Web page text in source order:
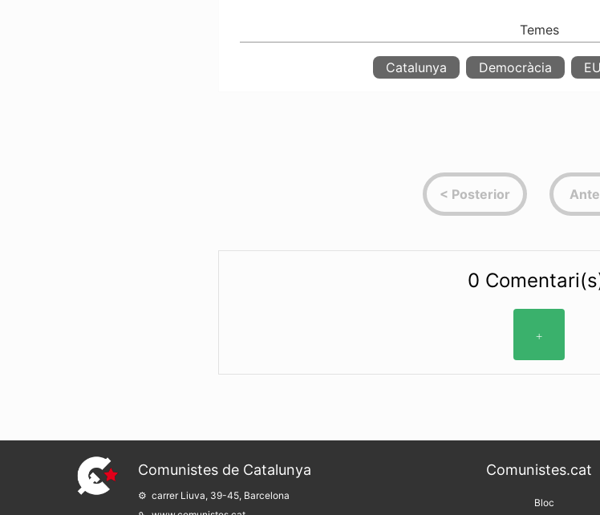
Catalunya Democràcia
0
+
Comunistes de Catalunya
carrer Liuva, 39-45, Barcelona
Comunistes.cat
Bloc